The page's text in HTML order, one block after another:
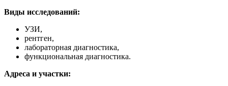
Виды исследований:
УЗИ,
рентген,
лабораторная диагностика,
функциональная диагностика.
Адреса и участки: